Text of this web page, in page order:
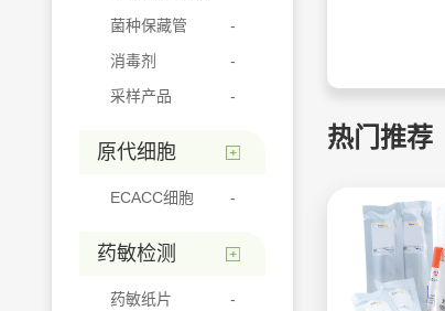
菌种保藏管
消毒剂
采样产品
原代细胞
ECACC细胞
药敏检测
药敏纸片
热门推荐